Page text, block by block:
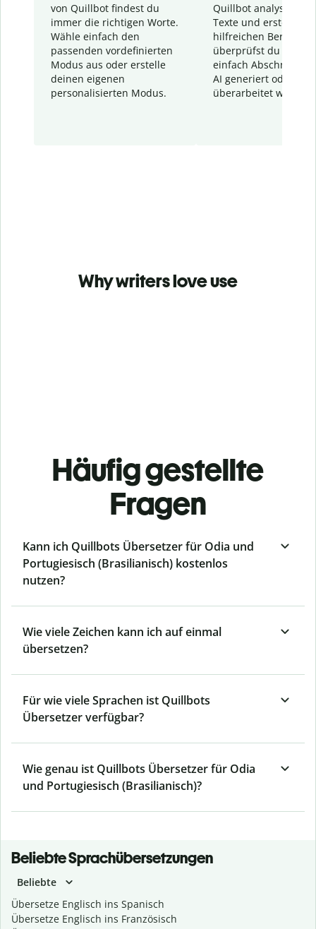
von Quillbot findest du
immer die richtigen Worte.
Wähle einfach den
passenden vordefinierten
Modus aus oder erstelle
deinen eigenen
personalisierten Modus.
Quillbot analysiert
Texte und erstellt
hilfreichen Bericht.
überprüfst du
einfach Abschnitte,
AI generiert oder
überarbeitet wurden.
Why writers love use
Häufig gestellte
Fragen
Kann ich Quillbots Übersetzer für Odia und
Portugiesisch (Brasilianisch) kostenlos
nutzen?
Wie viele Zeichen kann ich auf einmal
übersetzen?
Für wie viele Sprachen ist Quillbots
Übersetzer verfügbar?
Wie genau ist Quillbots Übersetzer für Odia
und Portugiesisch (Brasilianisch)?
Beliebte Sprachübersetzungen
Beliebte
Übersetze Englisch ins Spanisch
Übersetze Englisch ins Französisch